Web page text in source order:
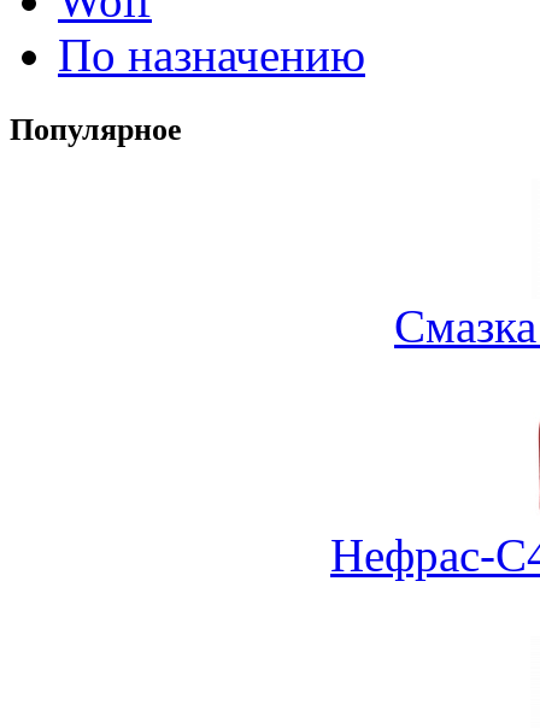
По назначению
Популярное
Нефрас-